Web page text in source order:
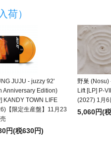
・レコーズ / HMV (2026) 10月
Lil Summer -
ンス ミュージック (2026) 11
- サガリバナ feat. kojikoji
ス ミュージックワークス
汐 [LP] P-VINE RECORDS
売
CHIN - MACKA de
日発売
荷）
JUJU - juzzy 92'
Anniversary Edition)
KANDY TOWN LIFE
【限定生産盤】11月23
円(税630円)
野巣 (Nosu)
Lift [LP] P-
(2027) 1月6
5,060円(